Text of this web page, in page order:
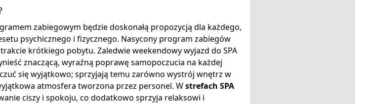
zabiegowym będzie doskonałą propozycją dla każdego,
psychicznego i fizycznego. Nasycony program zabiegów
trakcie krótkiego pobytu. Zaledwie weekendowy wyjazd do SPA
znaczącą, wyraźną poprawę samopoczucia na każdej
się wyjątkowo; sprzyjają temu zarówno wystrój wnętrz w
atmosfera tworzona przez personel. Wstrefach SPA
ciszy i spokoju, co dodatkowo sprzyja relaksowi i